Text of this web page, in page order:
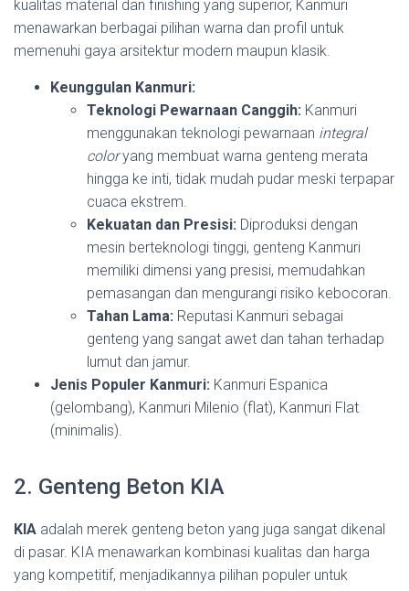
kualitas material dan finishing yang superior, Kanmuri
menawarkan berbagai pilihan warna dan profil untuk
memenuhi gaya arsitektur modern maupun klasik.
Keunggulan Kanmuri:
Teknologi Pewarnaan Canggih: Kanmuri
menggunakan teknologi pewarnaan integral
coloryang membuat warna genteng merata
hingga ke inti, tidak mudah pudar meski terpapar
cuaca ekstrem.
Kekuatan dan Presisi: Diproduksi dengan
mesin berteknologi tinggi, genteng Kanmuri
memiliki dimensi yang presisi, memudahkan
pemasangan dan mengurangi risiko kebocoran.
Tahan Lama: Reputasi Kanmuri sebagai
genteng yang sangat awet dan tahan terhadap
lumut dan jamur.
Jenis Populer Kanmuri: Kanmuri Espanica
(gelombang), Kanmuri Milenio (flat), Kanmuri Flat
(minimalis).
2. Genteng Beton KIA
KIA adalah merek genteng beton yang juga sangat dikenal
di pasar. KIA menawarkan kombinasi kualitas dan harga
yang kompetitif, menjadikannya pilihan populer untuk